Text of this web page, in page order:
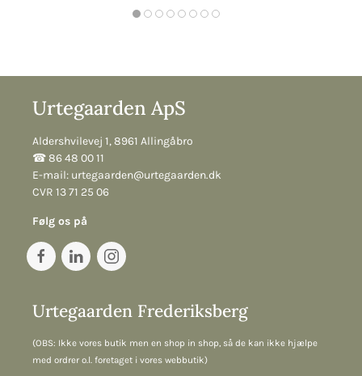
Urtegaarden ApS
Aldershvilevej 1, 8961 Allingåbro
☎︎ 86 48 00 11
E-mail: urtegaarden@urtegaarden.dk
CVR 13 71 25 06
Følg os på
Urtegaarden Frederiksberg
(OBS: Ikke vores butik men en shop in shop, så de kan ikke hjælpe
med ordrer o.l. foretaget i vores webbutik)